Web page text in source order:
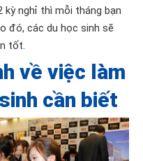
kỳ nghỉ thì mỗi tháng bạn
đó, các du học sinh sẽ
tốt.
về việc làm
cần biết